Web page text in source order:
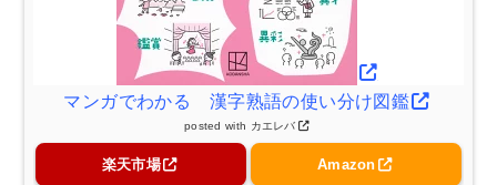
マンガでわかる 漢字熟語の使い分け図鑑
posted with カエレバ
楽天市場 Amazon